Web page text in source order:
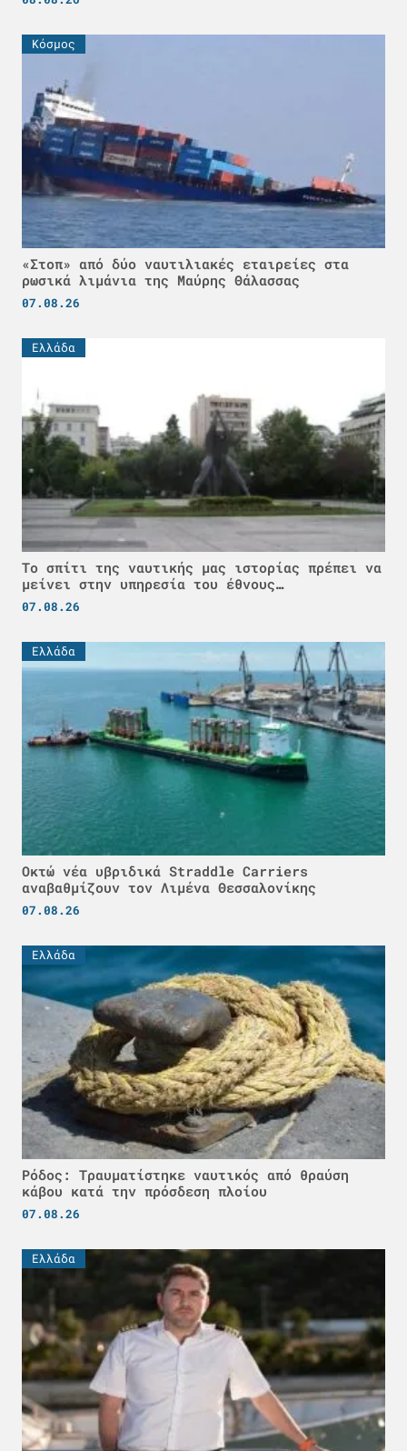
Κόσμος
«Στοπ» από δύο ναυτιλιακές εταιρείες στα
ρωσικά λιμάνια της Μαύρης Θάλασσας
07.08.26
Ελλάδα
Το σπίτι της ναυτικής μας ιστορίας πρέπει να
μείνει στην υπηρεσία του έθνους…
07.08.26
Ελλάδα
Οκτώ νέα υβριδικά Straddle Carriers
αναβαθμίζουν τον Λιμένα Θεσσαλονίκης
07.08.26
Ελλάδα
Ρόδος: Τραυματίστηκε ναυτικός από θραύση
κάβου κατά την πρόσδεση πλοίου
07.08.26
Ελλάδα